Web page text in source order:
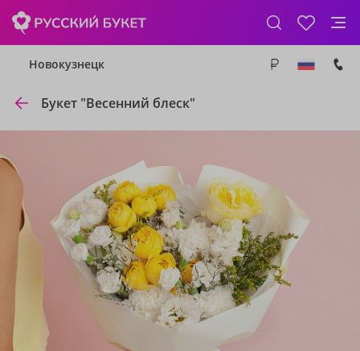
Новокузнецк
Букет "Весенний блеск"